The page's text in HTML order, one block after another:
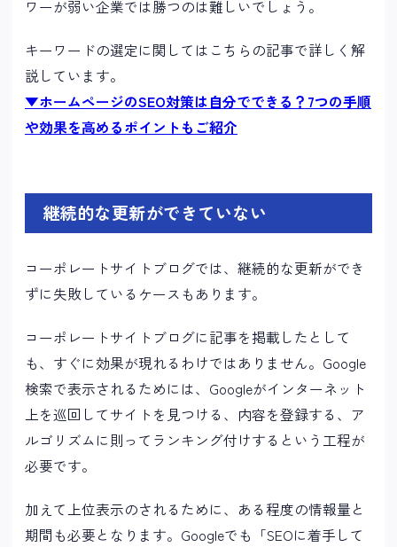
ワーが弱い企業では勝つのは難しいでしょう。
キーワードの選定に関してはこちらの記事で詳しく解
説しています。
▼ホームページのSEO対策は自分でできる？7つの手順
や効果を高めるポイントもご紹介
継続的な更新ができていない
コーポレートサイトブログでは、継続的な更新ができ
ずに失敗しているケースもあります。
コーポレートサイトブログに記事を掲載したとして
も、すぐに効果が現れるわけではありません。Google
検索で表示されるためには、Googleがインターネット
上を巡回してサイトを見つける、内容を登録する、ア
ルゴリズムに則ってランキング付けするという工程が
必要です。
加えて上位表示のされるために、ある程度の情報量と
期間も必要となります。Googleでも「SEOに着手して